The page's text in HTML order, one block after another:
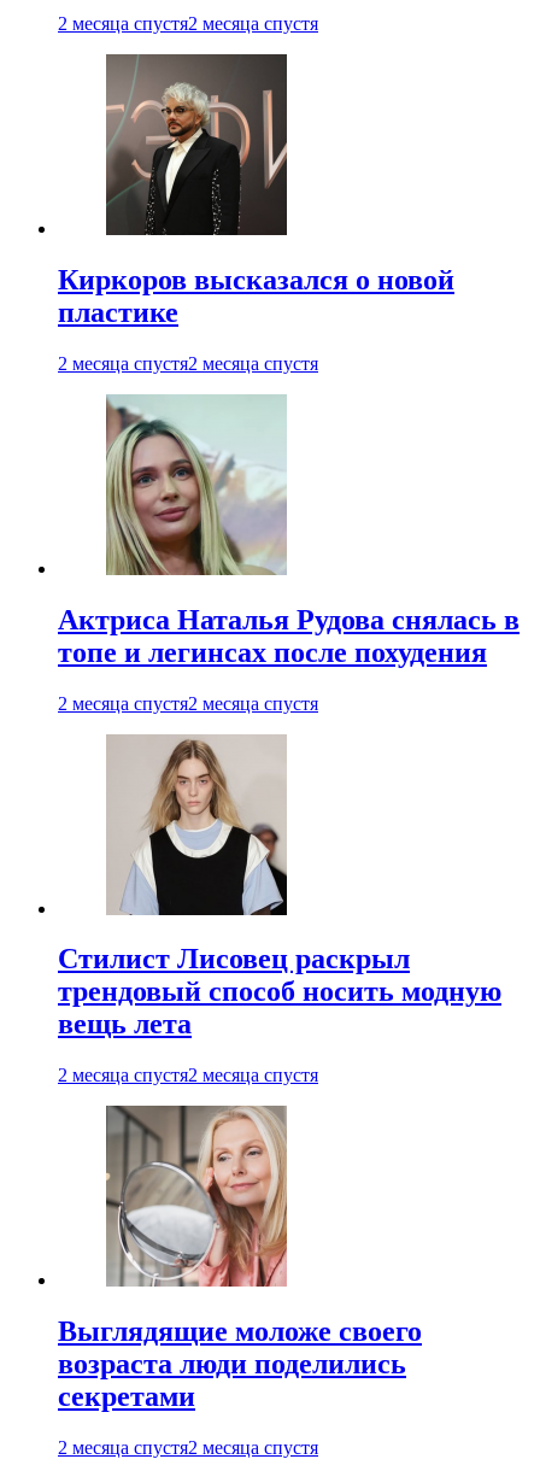
2 месяца спустя2 месяца спустя
Киркоров высказался о новой
пластике
2 месяца спустя2 месяца спустя
Актриса Наталья Рудова снялась в
топе и легинсах после похудения
2 месяца спустя2 месяца спустя
Стилист Лисовец раскрыл
трендовый способ носить модную
вещь лета
2 месяца спустя2 месяца спустя
Выглядящие моложе своего
возраста люди поделились
секретами
2 месяца спустя2 месяца спустя